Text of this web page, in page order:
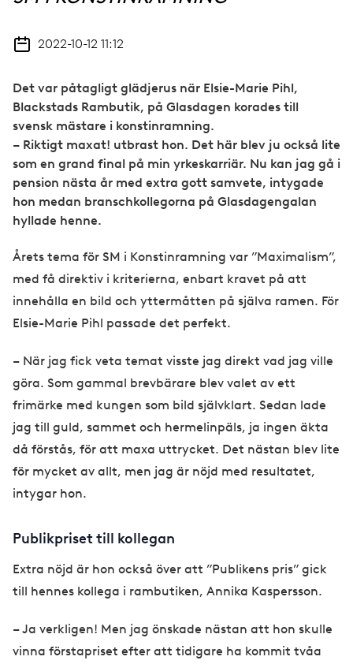
2022-10-12 11:12
Det var påtagligt glädjerus när Elsie-Marie Pihl,
Blackstads Rambutik, på Glasdagen korades till
svensk mästare i konstinramning.
– Riktigt maxat! utbrast hon. Det här blev ju också lite
som en grand final på min yrkeskarriär. Nu kan jag gå i
pension nästa år med extra gott samvete, intygade
hon medan branschkollegorna på Glasdagengalan
hyllade henne.
Årets tema för SM i Konstinramning var ”Maximalism”,
med få direktiv i kriterierna, enbart kravet på att
innehålla en bild och yttermåtten på själva ramen. För
Elsie-Marie Pihl passade det perfekt.
– När jag fick veta temat visste jag direkt vad jag ville
göra. Som gammal brevbärare blev valet av ett
frimärke med kungen som bild självklart. Sedan lade
jag till guld, sammet och hermelinpäls, ja ingen äkta
då förstås, för att maxa uttrycket. Det nästan blev lite
för mycket av allt, men jag är nöjd med resultatet,
intygar hon.
Publikpriset till kollegan
Extra nöjd är hon också över att ”Publikens pris” gick
till hennes kollega i rambutiken, Annika Kaspersson.
– Ja verkligen! Men jag önskade nästan att hon skulle
vinna förstapriset efter att tidigare ha kommit tvåa